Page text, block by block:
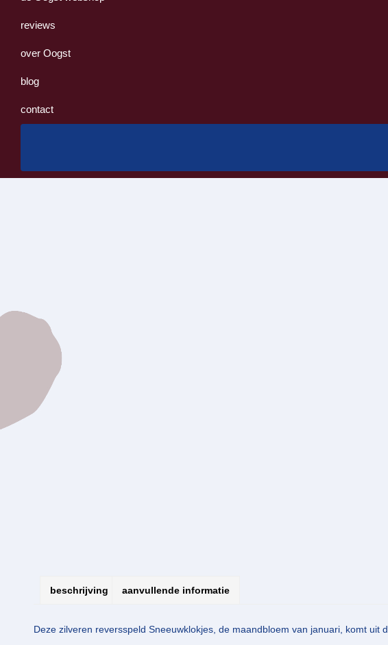
reviews
over Oogst
blog
contact
beschrijving aanvullende informatie
Deze zilveren reversspeld Sneeuwklokjes, de maandbloem van januari, komt uit